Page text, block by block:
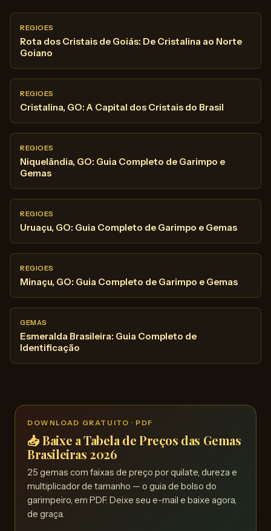
REGIOES
Rota dos Cristais de Goiás: De Cristalina ao Norte
Goiano
REGIOES
Cristalina, GO: A Capital dos Cristais do Brasil
REGIOES
Niquelândia, GO: Guia Completo de Garimpo e
Gemas
REGIOES
Uruaçu, GO: Guia Completo de Garimpo e Gemas
REGIOES
Minaçu, GO: Guia Completo de Garimpo e Gemas
GEMAS
Esmeralda Brasileira: Guia Completo de
Identificação
DOWNLOAD GRATUITO · PDF
📥 Baixe a Tabela de Preços das Gemas
Brasileiras 2026
25 gemas com faixas de preço por quilate, dureza e
multiplicador de tamanho — o guia de bolso do
garimpeiro, em PDF. Deixe seu e-mail e baixe agora,
de graça.